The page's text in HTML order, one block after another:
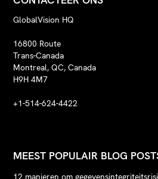
GlobalVision HQ
16800 Route
Trans-Canada
Montreal, QC, Canada
H9H 4M7
+1-514-624-4422
MEEST POPULAIR BLOG
12 manieren om